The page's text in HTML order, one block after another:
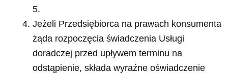
5.
Jeżeli Przedsiębiorca na prawach konsumenta
żąda rozpoczęcia świadczenia Usługi
doradczej przed upływem terminu na
odstąpienie, składa wyraźne oświadczenie